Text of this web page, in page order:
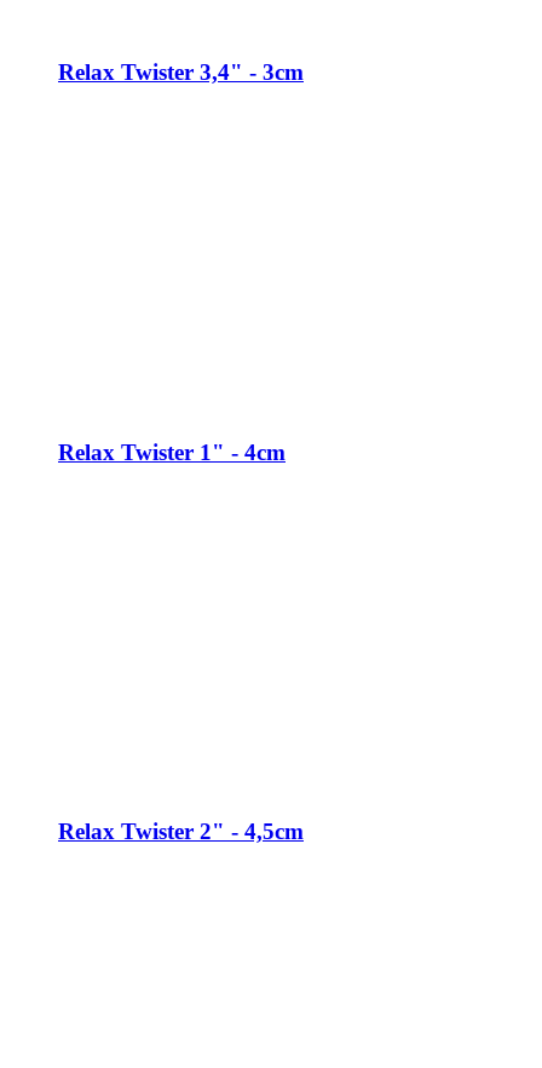
Relax Twister 3,4" - 3cm
Relax Twister 1" - 4cm
Relax Twister 2" - 4,5cm